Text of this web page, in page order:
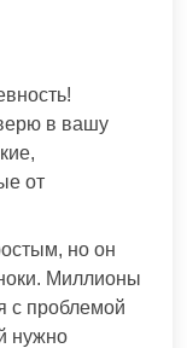
верю в вашу
от
но он
Миллионы
с проблемой
нужно